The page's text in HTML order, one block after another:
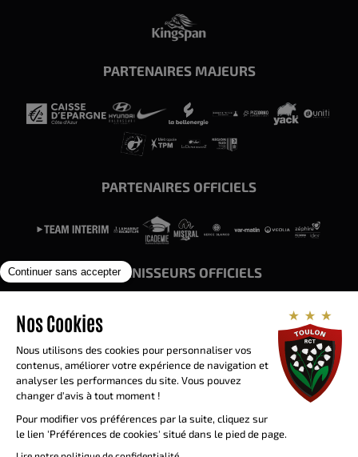
PARTENAIRES MAJEURS
PARTENAIRES OFFICIELS
FOURNISSEURS OFFICIELS
Siège social
580 Vieux Chemin de Sainte-
billetterie@rctoulon.com